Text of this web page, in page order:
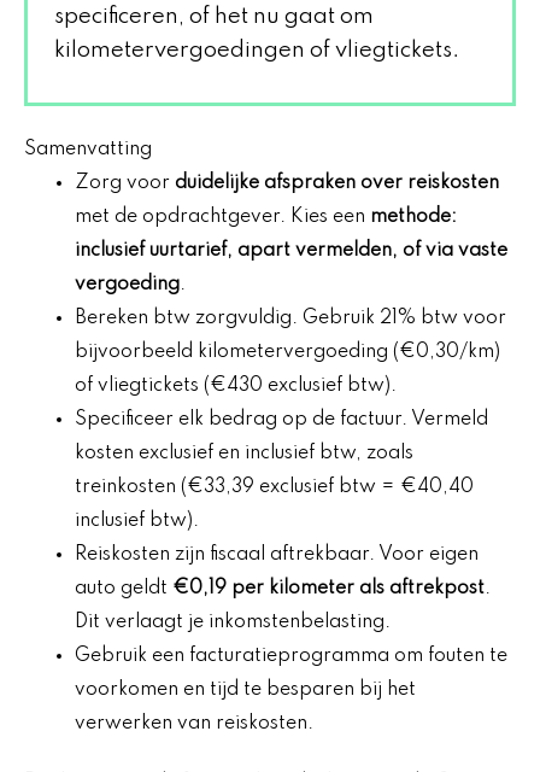
specificeren, of het nu gaat om
kilometervergoedingen of vliegtickets.
Samenvatting
Zorg voor duidelijke afspraken over reiskosten
met de opdrachtgever. Kies een methode:
inclusief uurtarief, apart vermelden, of via vaste
vergoeding.
Bereken btw zorgvuldig. Gebruik 21% btw voor
bijvoorbeeld kilometervergoeding (€0,30/km)
of vliegtickets (€430 exclusief btw).
Specificeer elk bedrag op de factuur. Vermeld
kosten exclusief en inclusief btw, zoals
treinkosten (€33,39 exclusief btw = €40,40
inclusief btw).
Reiskosten zijn fiscaal aftrekbaar. Voor eigen
auto geldt €0,19 per kilometer als aftrekpost.
Dit verlaagt je inkomstenbelasting.
Gebruik een facturatieprogramma om fouten te
voorkomen en tijd te besparen bij het
verwerken van reiskosten.